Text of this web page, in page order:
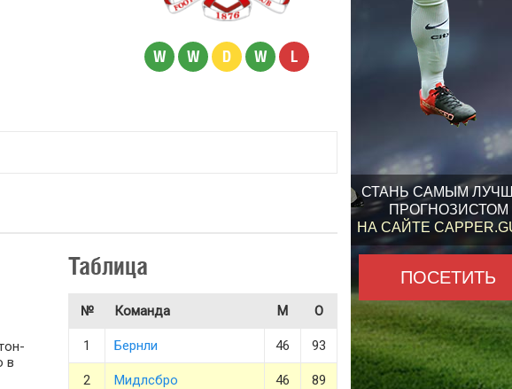
СТАНЬ САМЫМ
ПРОГНОЗИСТОМ
НА САЙТЕ
ПОСЕТИТЬ
W W D W L
в
Таблица
№ Команда М О
1 Бернли 46 93
2 Мидлсбро 46 89